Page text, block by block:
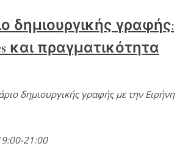
δημιουργικής γραφής:
και πραγματικότητα
δημιουργικής γραφής με την Ειρήνη
21:00